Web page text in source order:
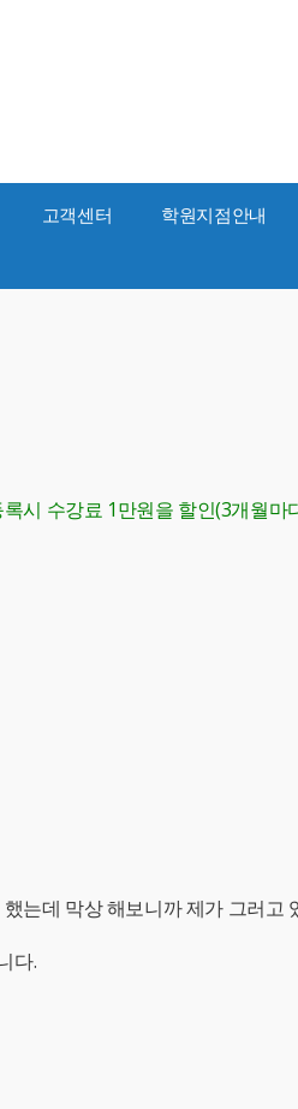
고객센터 학원지점안내
시 수강료 1만원을 할인(3개월마
는데 막상 해보니까 제가 그러고
다.